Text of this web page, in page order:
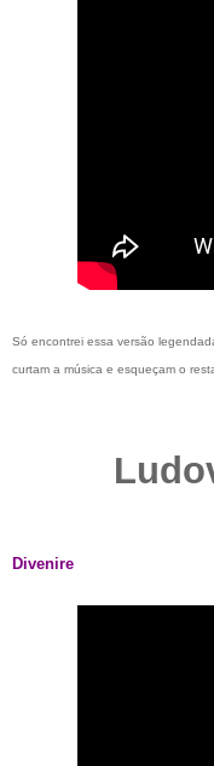
Só encontrei essa versão
curtam a música e esqueçam o
Divenire